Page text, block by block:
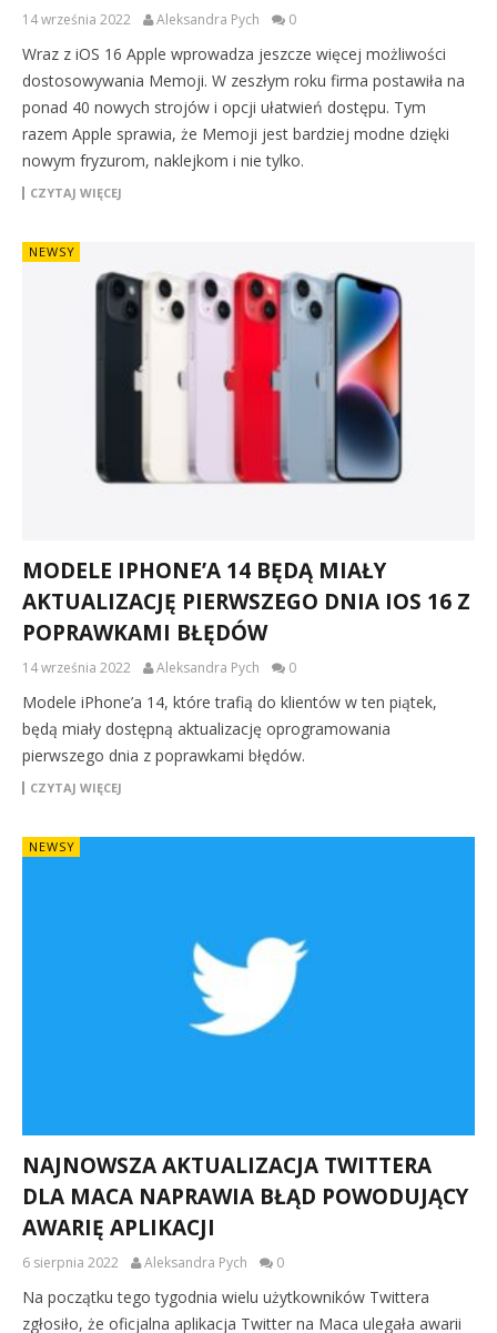
14 września 2022 Aleksandra Pych 0
Wraz z iOS 16 Apple wprowadza jeszcze więcej możliwości
dostosowywania Memoji. W zeszłym roku firma postawiła na
ponad 40 nowych strojów i opcji ułatwień dostępu. Tym
razem Apple sprawia, że ​​Memoji jest bardziej modne dzięki
nowym fryzurom, naklejkom i nie tylko.
CZYTAJ WIĘCEJ
NEWSY
MODELE IPHONE’A 14 BĘDĄ MIAŁY
AKTUALIZACJĘ PIERWSZEGO DNIA IOS 16 Z
POPRAWKAMI BŁĘDÓW
14 września 2022 Aleksandra Pych 0
Modele iPhone’a 14, które trafią do klientów w ten piątek,
będą miały dostępną aktualizację oprogramowania
pierwszego dnia z poprawkami błędów.
CZYTAJ WIĘCEJ
NEWSY
NAJNOWSZA AKTUALIZACJA TWITTERA
DLA MACA NAPRAWIA BŁĄD POWODUJĄCY
AWARIĘ APLIKACJI
6 sierpnia 2022 Aleksandra Pych 0
Na początku tego tygodnia wielu użytkowników Twittera
zgłosiło, że oficjalna aplikacja Twitter na Maca ulegała awarii